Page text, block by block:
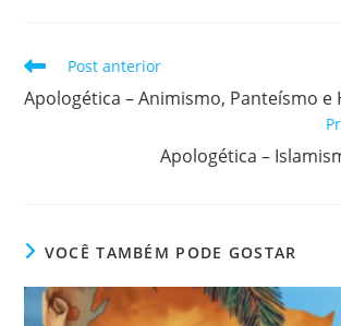
Post anterior
Apologética – Animismo, Panteísmo e
Apologética –
VOCÊ TAMBÉM PODE GOSTAR